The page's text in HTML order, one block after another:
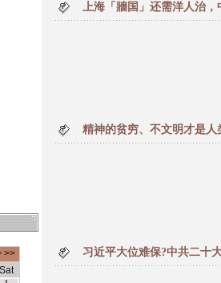
上海「牆国」还需洋人治
精神的贫穷、不文明才是
习近平大位难保?中共二十